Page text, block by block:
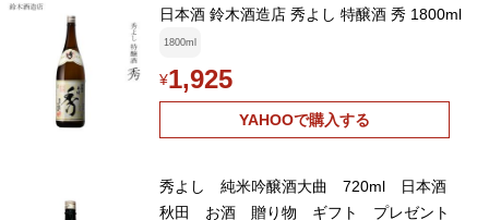
日本酒 鈴木酒造店 秀よし 特醸酒 秀 1800ml
1800ml
¥1,925
YAHOOで購入する
秀よし 純米吟醸酒大曲 720ml 日本酒
秋田 お酒 贈り物 ギフト プレゼント